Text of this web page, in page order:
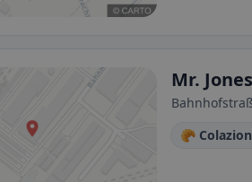
Mr. Jones
🥐